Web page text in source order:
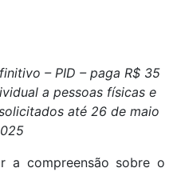
– PID – paga R$ 35
a pessoas físicas e
até 26 de maio
a compreensão sobre o